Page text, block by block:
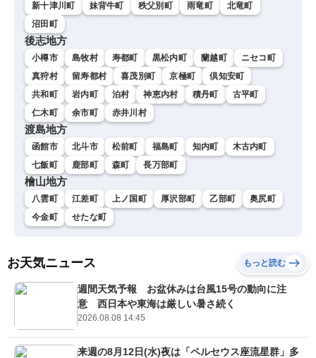
新十津川町
妹背牛町 秩父別町 雨竜町
北竜町
沼田町
後志地方
小樽市 島牧村 寿都町 黒松内町 蘭越町
ニセコ町
真狩村
留寿都村 喜茂別町 京極町
倶知安町
共和町
岩内町 泊村 神恵内村 積丹町
古平町
仁木町
余市町 赤井川村
渡島地方
函館市 北斗市 松前町 福島町 知内町
木古内町
七飯町
鹿部町 森町 長万部町
檜山地方
八雲町 江差町 上ノ国町 厚沢部町 乙部町
奥尻町
今金町
せたな町
お天気ニュース もっと読む
週間天気予報 お盆休みは台風15号の動向に注
意 西日本や東海は厳しい暑さ続く
2026.08.08 14:45
来週の8月12日(水)夜は「ペルセウス座流星群」多